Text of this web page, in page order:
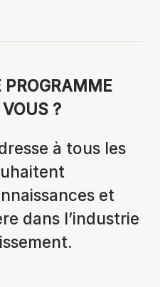
PROGRAMME
?
à tous les
et
dans l’industrie